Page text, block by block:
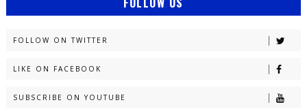
FOLLOW ON TWITTER
LIKE ON FACEBOOK
SUBSCRIBE ON YOUTUBE